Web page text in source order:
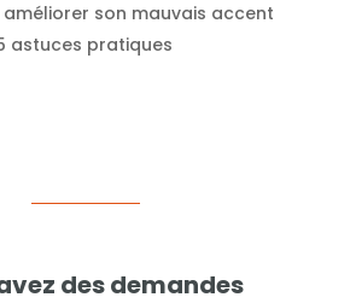
son mauvais accent
astuces pratiques
des demandes